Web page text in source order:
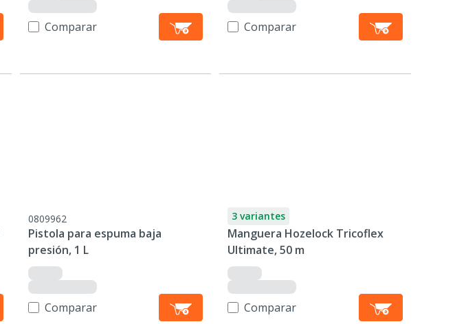
Comparar Comparar
0809962
Pistola para espuma baja
presión, 1 L
Comparar
3 variantes
Manguera Hozelock Tricoflex
Ultimate, 50 m
Comparar